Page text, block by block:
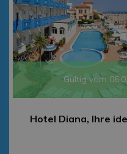
Gültig vom
Hotel Diana, Ihre